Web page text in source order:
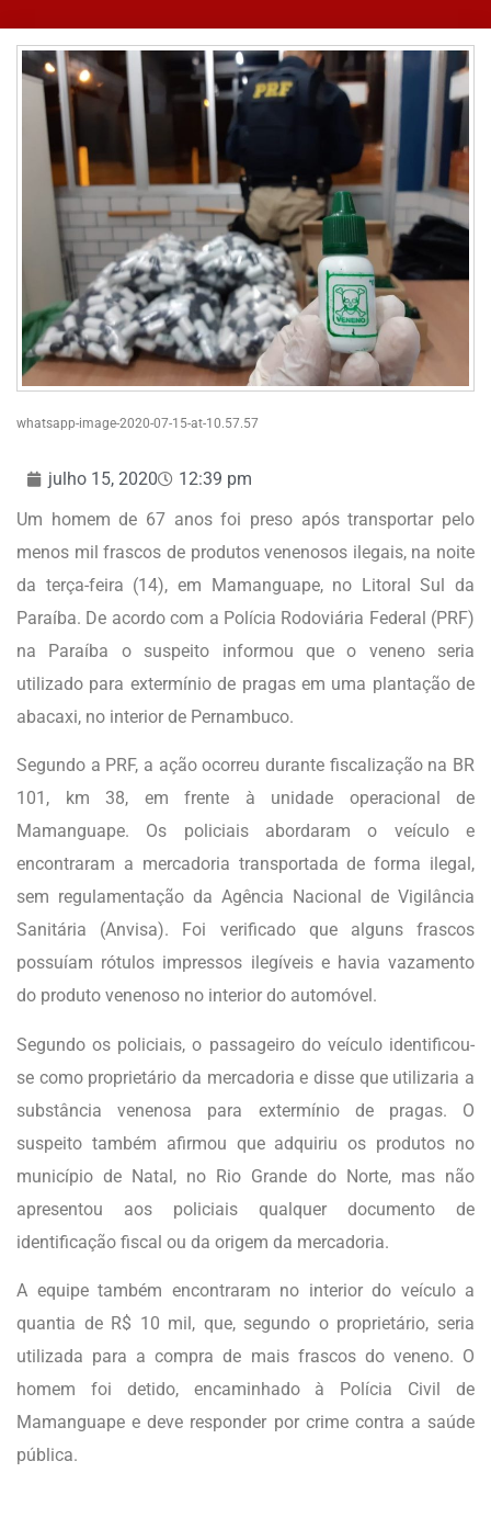
whatsapp-image-2020-07-15-at-10.57.57
julho 15, 2020
12:39 pm
Um homem de 67 anos foi preso após transportar pelo
menos mil frascos de produtos venenosos ilegais, na noite
da terça-feira (14), em Mamanguape, no Litoral Sul da
Paraíba. De acordo com a Polícia Rodoviária Federal (PRF)
na Paraíba o suspeito informou que o veneno seria
utilizado para extermínio de pragas em uma plantação de
abacaxi, no interior de Pernambuco.
Segundo a PRF, a ação ocorreu durante fiscalização na BR
101, km 38, em frente à unidade operacional de
Mamanguape. Os policiais abordaram o veículo e
encontraram a mercadoria transportada de forma ilegal,
sem regulamentação da Agência Nacional de Vigilância
Sanitária (Anvisa). Foi verificado que alguns frascos
possuíam rótulos impressos ilegíveis e havia vazamento
do produto venenoso no interior do automóvel.
Segundo os policiais, o passageiro do veículo identificou-
se como proprietário da mercadoria e disse que utilizaria a
substância venenosa para extermínio de pragas. O
suspeito também afirmou que adquiriu os produtos no
município de Natal, no Rio Grande do Norte, mas não
apresentou aos policiais qualquer documento de
identificação fiscal ou da origem da mercadoria.
A equipe também encontraram no interior do veículo a
quantia de R$ 10 mil, que, segundo o proprietário, seria
utilizada para a compra de mais frascos do veneno. O
homem foi detido, encaminhado à Polícia Civil de
Mamanguape e deve responder por crime contra a saúde
pública.